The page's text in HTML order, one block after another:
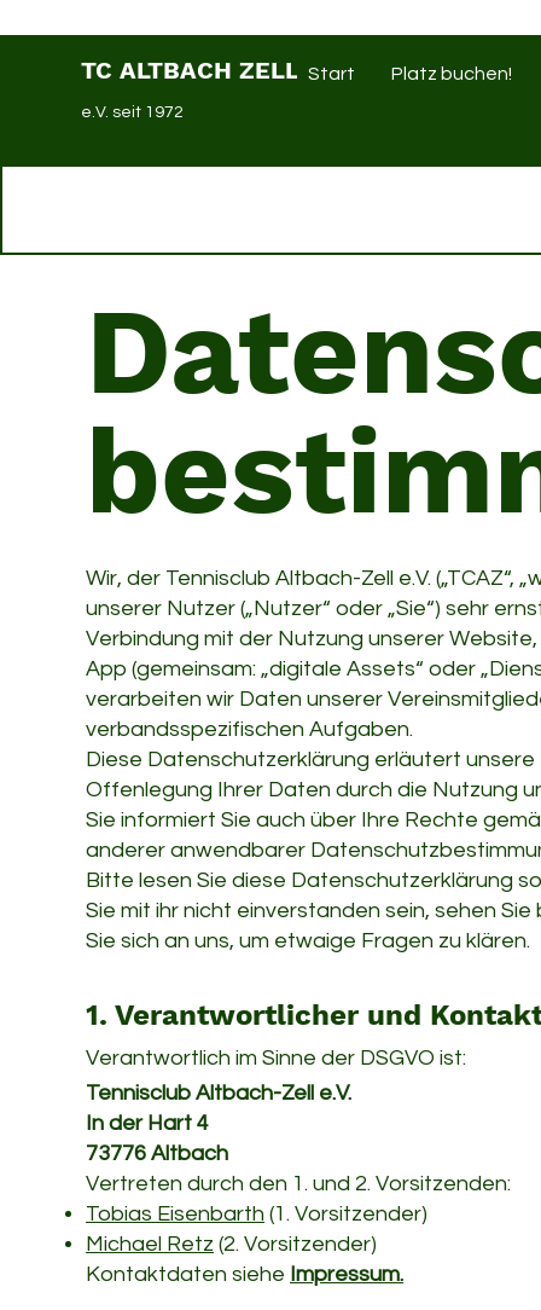
TC ALTBACH ZELL
e.V. seit 1972
Start Platz buchen!
Wir, der Tennisclub Altbach-Zell e.V. („TCAZ“,
unserer Nutzer („Nutzer“ oder „Sie“) sehr
Verbindung mit der Nutzung unserer
App (gemeinsam: „digitale Assets“ oder
verarbeiten wir Daten unserer
verbandsspezifischen Aufgaben.
Diese Datenschutzerklärung erläutert
Offenlegung Ihrer Daten durch die Nutzung
Sie informiert Sie auch über Ihre Rechte
anderer anwendbarer
Bitte lesen Sie diese Datenschutzerklärung
Sie mit ihr nicht einverstanden sein, sehen
Sie sich an uns, um etwaige Fragen zu klären.
1. Verantwortlicher und
Verantwortlich im Sinne der DSGVO ist:
Tennisclub Altbach-Zell e.V.
In der Hart 4
73776 Altbach
Vertreten durch den 1. und 2. Vorsitzenden:
Tobias Eisenbarth (1. Vorsitzender)
Michael Retz (2. Vorsitzender)
Kontaktdaten siehe Impressum.